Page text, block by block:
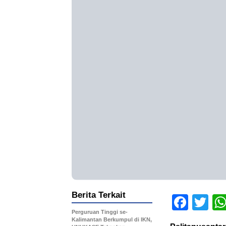
Berita Terkait
Perguruan Tinggi se-
Kalimantan Berkumpul di IKN,